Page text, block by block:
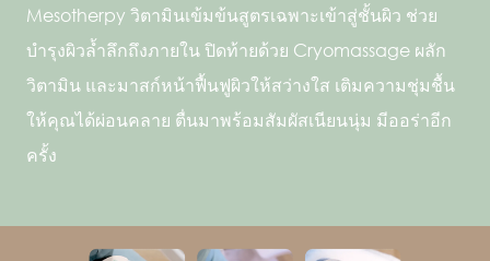
Mesotherpy วิตามินเข้มข้นสูตรเฉพาะเข้าสู่ชั้นผิว ช่วย
บำรุงผิวล้ำลึกถึงภายใน ปิดท้ายด้วย Cryomassage ผลัก
วิตามิน และมาสก์หน้าฟื้นฟูผิวให้สว่างใส เติมความชุ่มชื้น
ให้คุณได้ผ่อนคลาย ตื่นมาพร้อมสัมผัสเนียนนุ่ม มีออร่าอีก
ครั้ง